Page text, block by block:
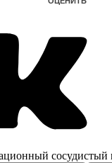
сосудистый